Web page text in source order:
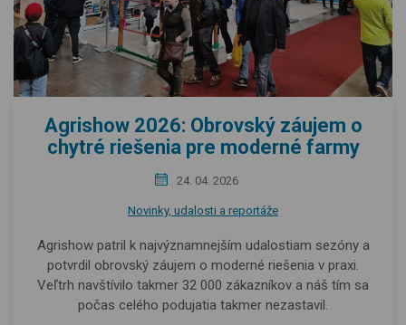
Agrishow 2026: Obrovský záujem o
chytré riešenia pre moderné farmy
24. 04. 2026
Novinky, udalosti a reportáže
Agrishow patril k najvýznamnejším udalostiam sezóny a
potvrdil obrovský záujem o moderné riešenia v praxi.
Veľtrh navštívilo takmer 32 000 zákazníkov a náš tím sa
počas celého podujatia takmer nezastavil.